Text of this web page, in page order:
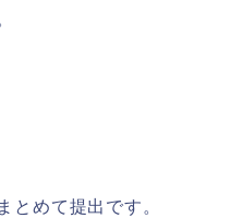
とめて提出です。